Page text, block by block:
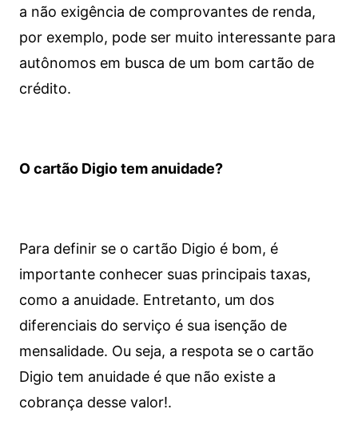
a não exigência de comprovantes de renda,
por exemplo, pode ser muito interessante para
autônomos em busca de um bom cartão de
crédito.
O cartão Digio tem anuidade?
Para definir se o cartão Digio é bom, é
importante conhecer suas principais taxas,
como a anuidade. Entretanto, um dos
diferenciais do serviço é sua isenção de
mensalidade. Ou seja, a respota se o cartão
Digio tem anuidade é que não existe a
cobrança desse valor!.